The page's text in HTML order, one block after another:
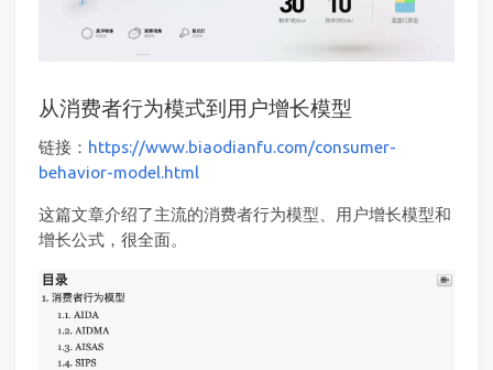
从消费者行为模式到用户增长模型
链接： https://www.biaodianfu.com/consumer-
behavior-model.html
这篇文章介绍了主流的消费者行为模型、用户增长模型和
增长公式，很全面。